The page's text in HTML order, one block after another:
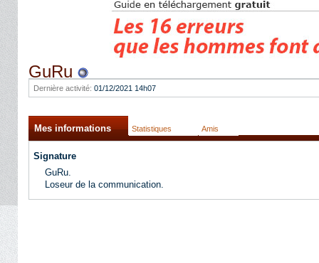
GuRu
Dernière activité: 01/12/2021 14h07
Mes informations Statistiques Amis
Signature
GuRu.
Loseur de la communication.